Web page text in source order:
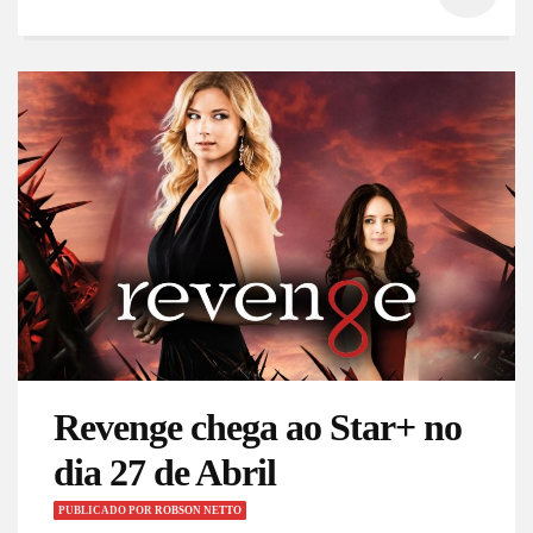
Revenge chega ao Star+ no
dia 27 de Abril
PUBLICADO POR ROBSON NETTO